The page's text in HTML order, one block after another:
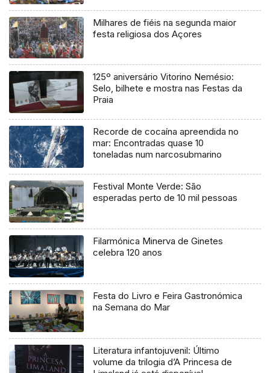
Milhares de fiéis na segunda maior
festa religiosa dos Açores
125º aniversário Vitorino Nemésio:
Selo, bilhete e mostra nas Festas da
Praia
Recorde de cocaína apreendida no
mar: Encontradas quase 10
toneladas num narcosubmarino
Festival Monte Verde: São
esperadas perto de 10 mil pessoas
Filarmónica Minerva de Ginetes
celebra 120 anos
Festa do Livro e Feira Gastronómica
na Semana do Mar
Literatura infantojuvenil: Último
volume da trilogia d’A Princesa de